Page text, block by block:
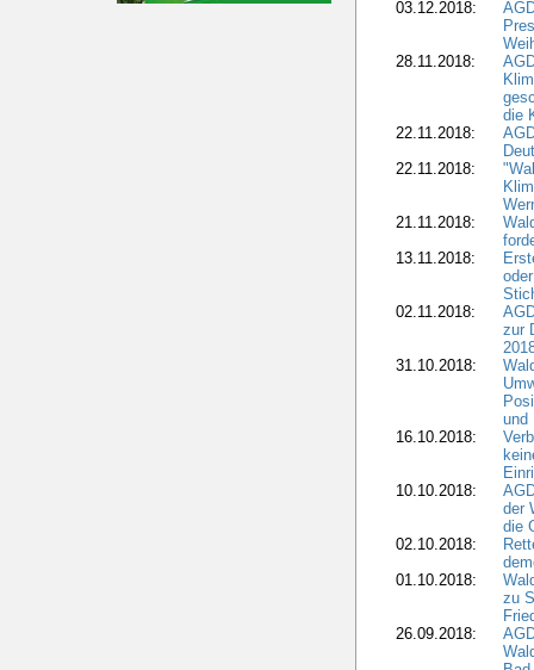
03.12.2018:
28.11.2018:
die
22.11.2018:
22.11.2018:
21.11.2018:
13.11.2018:
02.11.2018:
zur
31.10.2018:
und
16.10.2018:
10.10.2018:
der
die
02.10.2018:
01.10.2018:
zu
26.09.2018: